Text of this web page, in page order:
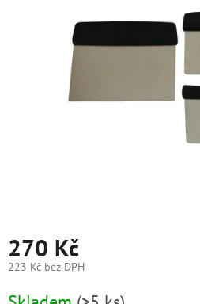
270 Kč
223 Kč bez DPH